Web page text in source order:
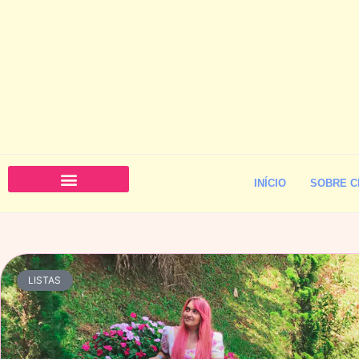
INÍCIO SOBRE
LISTAS